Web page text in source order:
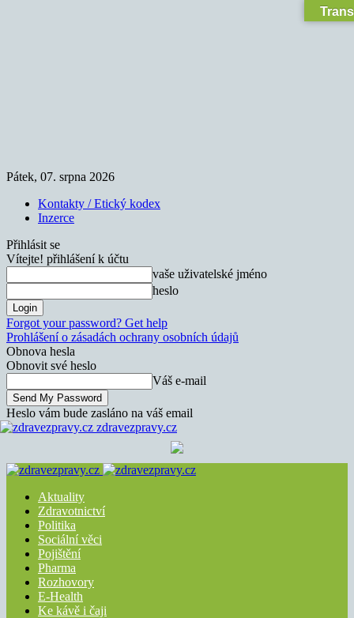
Pátek, 07. srpna 2026
Kontakty / Etický kodex
Inzerce
Přihlásit se
Vítejte! přihlášení k účtu
vaše uživatelské jméno
heslo
Forgot your password? Get help
Prohlášení o zásadách ochrany osobních údajů
Obnova hesla
Obnovit své heslo
Váš e-mail
Heslo vám bude zasláno na váš email
zdravezpravy.cz
Aktuality
Zdravotnictví
Politika
Sociální věci
Pojištění
Pharma
Rozhovory
E-Health
Ke kávě i čaji